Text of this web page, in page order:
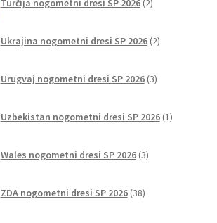
Turčija nogometni dresi SP 2026 2izdelka
Ukrajina nogometni dresi SP 2026 2izdelka
Urugvaj nogometni dresi SP 2026 3izdelki
Uzbekistan nogometni dresi SP 2026 1izdelek
Wales nogometni dresi SP 2026 3izdelki
ZDA nogometni dresi SP 2026 38izdelkov